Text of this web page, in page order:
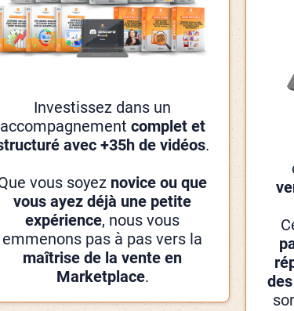
Investissez dans un
accompagnement complet et
avec +35h de vidéos.
vous soyez novice ou que
vous ayez déjà une petite
expérience, nous vous
emmenons pas à pas vers la
maîtrise de la vente en
Marketplace.